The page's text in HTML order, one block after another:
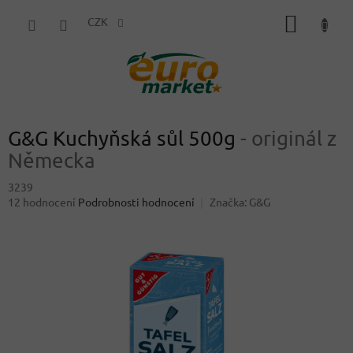
CZK
G&G Kuchyňská sůl 500g - originál z
Německa
3239
Průměrné
12 hodnocení Podrobnosti hodnocení Značka: G&G